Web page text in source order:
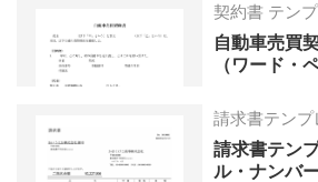
契約書 テン
自動車売買
（ワード・
請求書テンプ
請求書テン
ル・ナンバ